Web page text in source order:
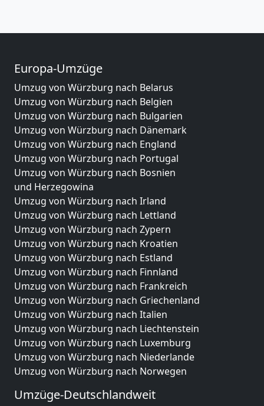
Europa-Umzüge
Umzug von Würzburg nach Belarus
Umzug von Würzburg nach Belgien
Umzug von Würzburg nach Bulgarien
Umzug von Würzburg nach Dänemark
Umzug von Würzburg nach England
Umzug von Würzburg nach Portugal
Umzug von Würzburg nach Bosnien
und Herzegowina
Umzug von Würzburg nach Irland
Umzug von Würzburg nach Lettland
Umzug von Würzburg nach Zypern
Umzug von Würzburg nach Kroatien
Umzug von Würzburg nach Estland
Umzug von Würzburg nach Finnland
Umzug von Würzburg nach Frankreich
Umzug von Würzburg nach Griechenland
Umzug von Würzburg nach Italien
Umzug von Würzburg nach Liechtenstein
Umzug von Würzburg nach Luxemburg
Umzug von Würzburg nach Niederlande
Umzug von Würzburg nach Norwegen
Umzüge-Deutschlandweit